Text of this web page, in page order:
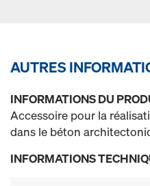
AUTRES
INFORMATIONS DU
Accessoire pour la
dans le béton
INFORMATIONS